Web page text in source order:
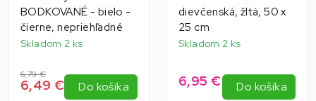
BODKOVANÉ - bielo -
čierne, nepriehľadné
Skladom 2 ks
6,79 €
6,49 € Do košíka
dievčenská, žltá, 50 x
25 cm
Skladom 2 ks
6,95 € Do košíka